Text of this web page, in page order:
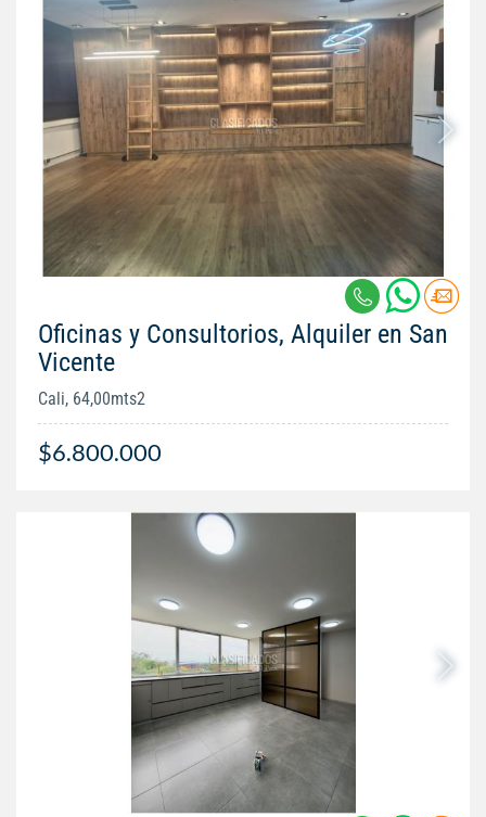
Oficinas y Consultorios, Alquiler en San
Vicente
Cali, 64,00mts2
$6.800.000